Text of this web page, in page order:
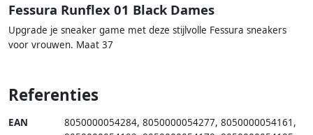
Fessura Runflex 01 Black Dames
Upgrade je sneaker game met deze stijlvolle Fessura sneakers
voor vrouwen. Maat 37
Referenties
EAN 8050000054284, 8050000054277, 8050000054161 ,